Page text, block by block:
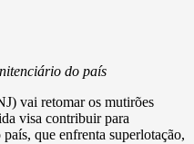
do país
vai retomar os mutirões
visa contribuir para
que enfrenta superlotação,